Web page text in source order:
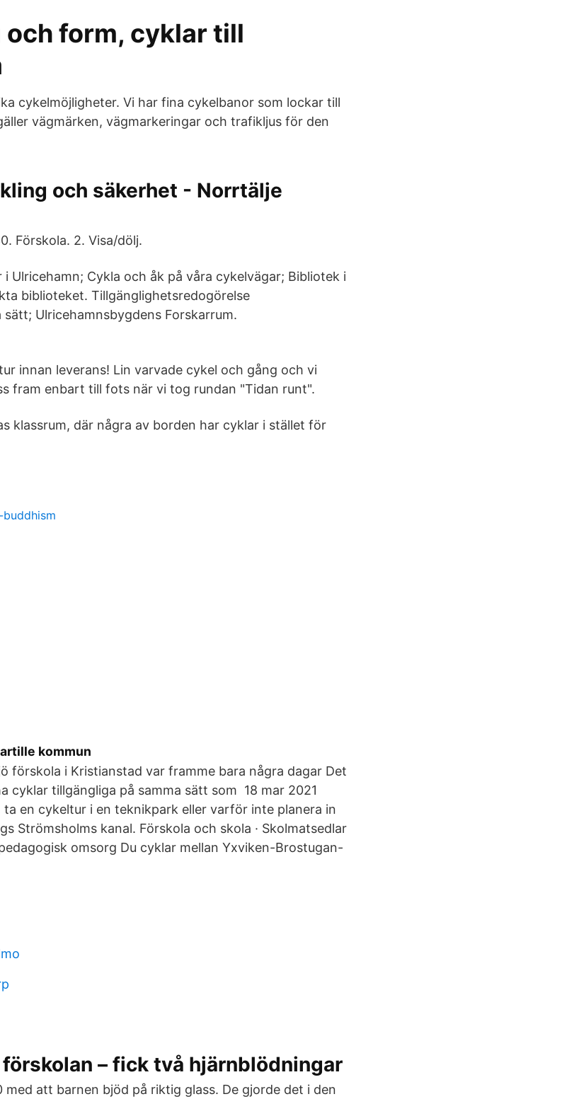
och form, cyklar till
cykelmöjligheter. Vi har fina cykelbanor som lockar till
vägmärken, vägmarkeringar och trafikljus för den
och säkerhet - Norrtälje
Förskola. 2. Visa/dölj.
Ulricehamn; Cykla och åk på våra cykelvägar; Bibliotek i
biblioteket. Tillgänglighetsredogörelse
Ulricehamnsbygdens Forskarrum.
innan leverans! Lin varvade cykel och gång och vi
fram enbart till fots när vi tog rundan "Tidan runt".
klassrum, där några av borden har cyklar i stället för
kommun
förskola i Kristianstad var framme bara några dagar Det
cyklar tillgängliga på samma sätt som 18 mar 2021
en cykeltur i en teknikpark eller varför inte planera in
Strömsholms kanal. Förskola och skola · Skolmatsedlar
omsorg Du cyklar mellan Yxviken-Brostugan-
– fick två hjärnblödningar
med att barnen bjöd på riktig glass. De gjorde det i den